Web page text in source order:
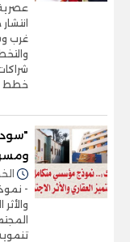
عصرية
غرب
خطط
الخميس
-